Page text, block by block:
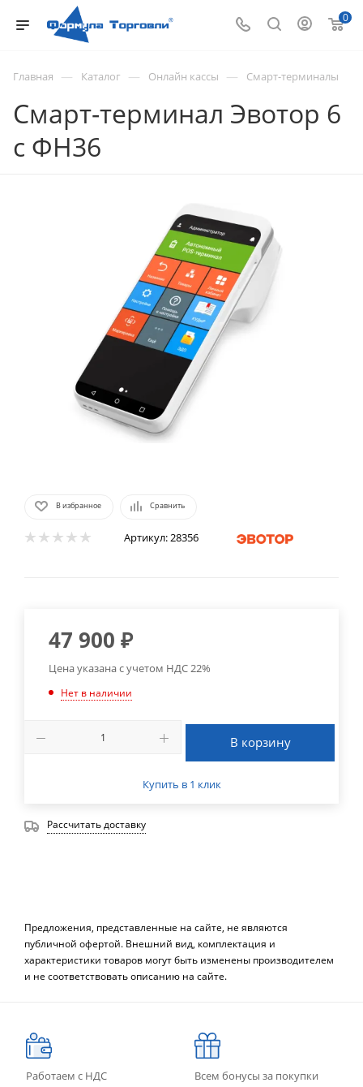
0
Главная — Каталог — Онлайн кассы — Смарт-терминалы
Смарт-терминал Эвотор 6
с ФН36
В избранное Сравнить
Артикул:28356
47 900 ₽
Цена указана с учетом НДС 22%
Нет в наличии
В корзину
Купить в 1 клик
Рассчитать доставку
Предложения, представленные на сайте, не являются
публичной офертой. Внешний вид, комплектация и
характеристики товаров могут быть изменены производителем
и не соответствовать описанию на сайте.
Работаем с НДС Всем бонусы за покупки